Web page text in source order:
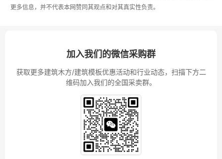
更多信息，并不代表本网赞同其观点和对其真实性负责。
加入我们的微信采购群
获取更多建筑木方/建筑模板优惠活动和行业动态，扫描下方二
维码加入我们的全国采卖群。